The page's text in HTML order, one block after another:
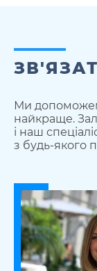
Ми
найкраще.
і наш
з будь-якого